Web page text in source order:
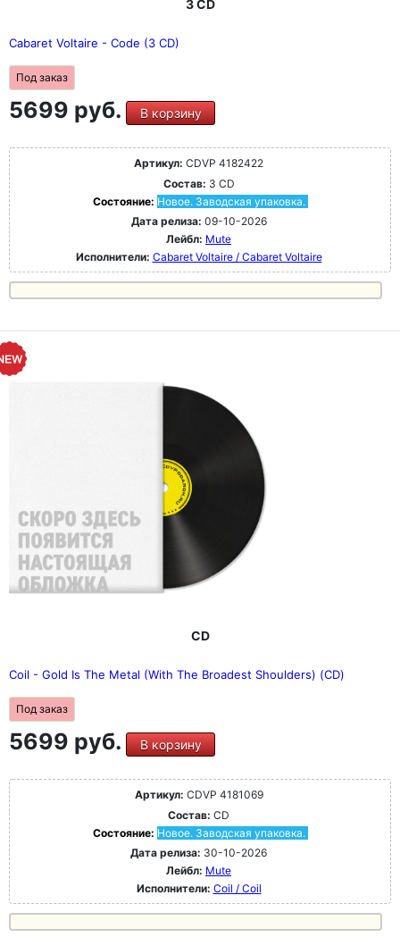
3 CD
Cabaret Voltaire - Code (3 CD)
Под заказ
5699 руб. В корзину
Артикул: CDVP 4182422
Состав: 3 CD
Состояние: Новое. Заводская упаковка.
Дата релиза: 09-10-2026
Лейбл: Mute
Исполнители: Cabaret Voltaire / Cabaret Voltaire
CD
Coil - Gold Is The Metal (With The Broadest Shoulders) (CD)
Под заказ
5699 руб. В корзину
Артикул: CDVP 4181069
Состав: CD
Состояние: Новое. Заводская упаковка.
Дата релиза: 30-10-2026
Лейбл: Mute
Исполнители: Coil / Coil